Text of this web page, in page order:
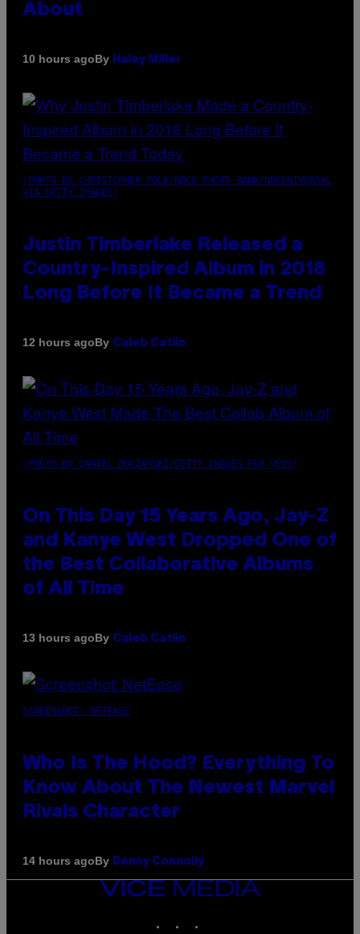
About
10 hours agoBy Haley Miller
(PHOTO BY CHRISTOPHER POLK/NBCU PHOTO BANK/NBCUNIVERSAL
VIA GETTY IMAGES)
Justin Timberlake Released a
Country-Inspired Album in 2018
Long Before It Became a Trend
12 hours agoBy Caleb Catlin
(PHOTO BY DANIEL BOCZARSKI/GETTY IMAGES FOR VEVO)
On This Day 15 Years Ago, Jay-Z
and Kanye West Dropped One of
the Best Collaborative Albums
of All Time
13 hours agoBy Caleb Catlin
SCREENSHOT: NETEASE
Who Is The Hood? Everything To
Know About The Newest Marvel
Rivals Character
14 hours agoBy Denny Connolly
VICE
MEDIA